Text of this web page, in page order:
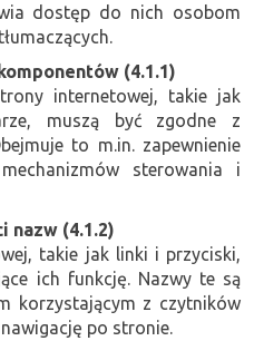
dostęp do nich osobom
(4.1.1)
internetowej, takie jak
muszą być zgodne z
to m.in. zapewnienie
sterowania i
nazw (4.1.2)
takie jak linki i przyciski,
ich funkcję. Nazwy te są
korzystającym z czytników
po stronie.